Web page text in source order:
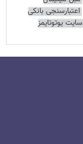
اعتبارسنجی بانکی
سایت یوتوتایمز